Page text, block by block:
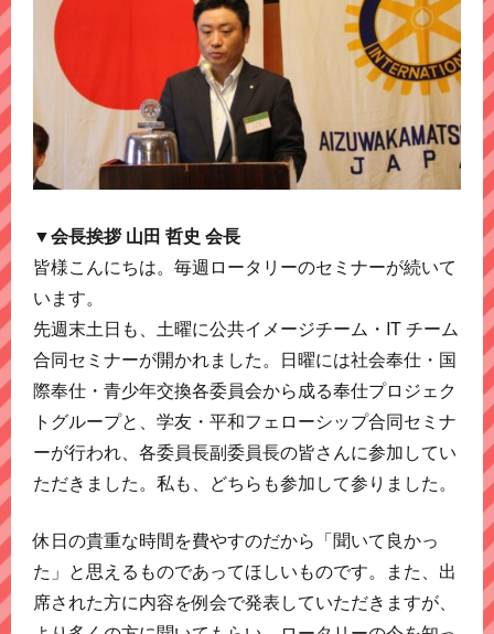
▼会長挨拶 山田 哲史 会長
皆様こんにちは。毎週ロータリーのセミナーが続いて
います。
先週末土日も、土曜に公共イメージチーム・IT チーム
合同セミナーが開かれました。日曜には社会奉仕・国
際奉仕・青少年交換各委員会から成る奉仕プロジェク
トグループと、学友・平和フェローシップ合同セミナ
ーが行われ、各委員長副委員長の皆さんに参加してい
ただきました。私も、どちらも参加して参りました。
休日の貴重な時間を費やすのだから「聞いて良かっ
た」と思えるものであってほしいものです。また、出
席された方に内容を例会で発表していただきますが、